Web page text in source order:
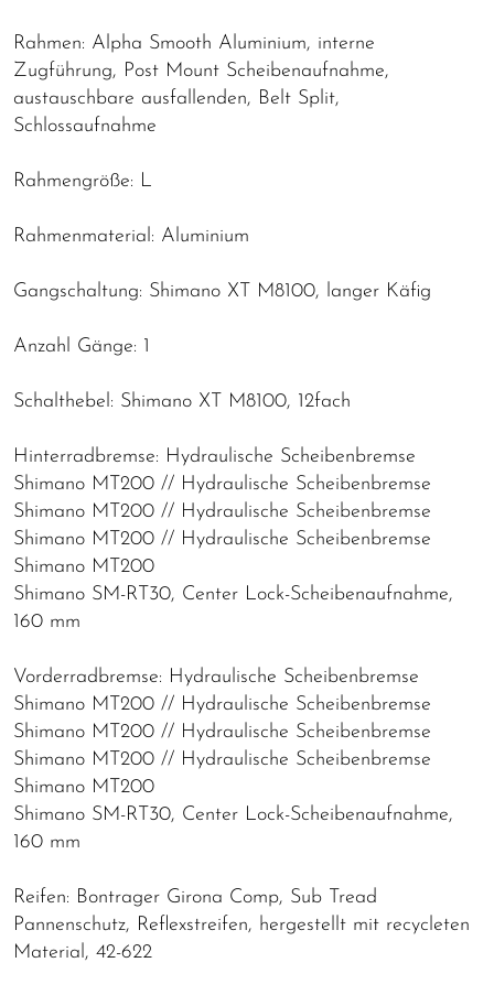
Rahmen: Alpha Smooth Aluminium, interne
Zugführung, Post Mount Scheibenaufnahme,
austauschbare ausfallenden, Belt Split,
Schlossaufnahme
Rahmengröße: L
Rahmenmaterial: Aluminium
Gangschaltung: Shimano XT M8100, langer Käfig
Anzahl Gänge: 1
Schalthebel: Shimano XT M8100, 12fach
Hinterradbremse: Hydraulische Scheibenbremse
Shimano MT200 // Hydraulische Scheibenbremse
Shimano MT200 // Hydraulische Scheibenbremse
Shimano MT200 // Hydraulische Scheibenbremse
Shimano MT200
Shimano SM-RT30, Center Lock-Scheibenaufnahme,
160 mm
Vorderradbremse: Hydraulische Scheibenbremse
Shimano MT200 // Hydraulische Scheibenbremse
Shimano MT200 // Hydraulische Scheibenbremse
Shimano MT200 // Hydraulische Scheibenbremse
Shimano MT200
Shimano SM-RT30, Center Lock-Scheibenaufnahme,
160 mm
Reifen: Bontrager Girona Comp, Sub Tread
Pannenschutz, Reflexstreifen, hergestellt mit recycleten
Material, 42-622